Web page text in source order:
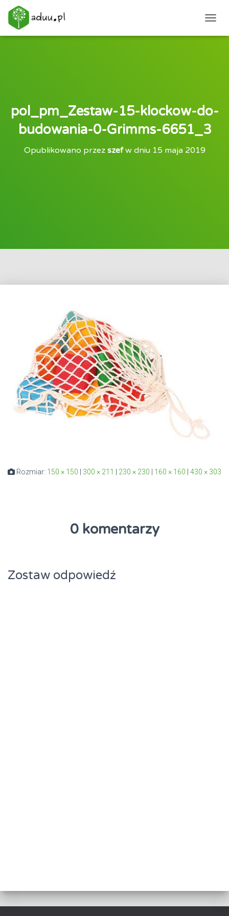
pol_pm_Zestaw-15-klockow-do-
budowania-0-Grimms-6651_3
Opublikowano przez szefw dniu 15 maja 2019
Rozmiar: 150 × 150 | 300 × 211 | 230 × 230 | 160 × 160 | 430 × 303
0 komentarzy
Zostaw odpowiedź